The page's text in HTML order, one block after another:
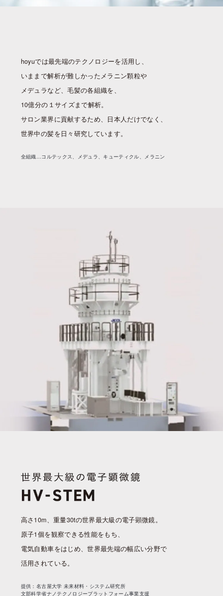
hoyuでは最先端のテクノロジーを活用し、
いままで解析が難しかったメラニン顆粒や
メデュラなど、毛髪の各組織を、
10億分の１サイズまで解析。
サロン業界に貢献するため、日本人だけでなく、
世界中の髪を日々研究しています。
全組織…コルテックス、メデュラ、キューティクル、メラニン
高さ10m、重量30tの世界最大級の電子顕微鏡。
原子1個を観察できる性能をもち、
電気自動車をはじめ、世界最先端の幅広い分野で
活用されている。
提供：名古屋大学 未来材料・システム研究所
文部科学省ナノテクノロジープラットフォーム事業支援